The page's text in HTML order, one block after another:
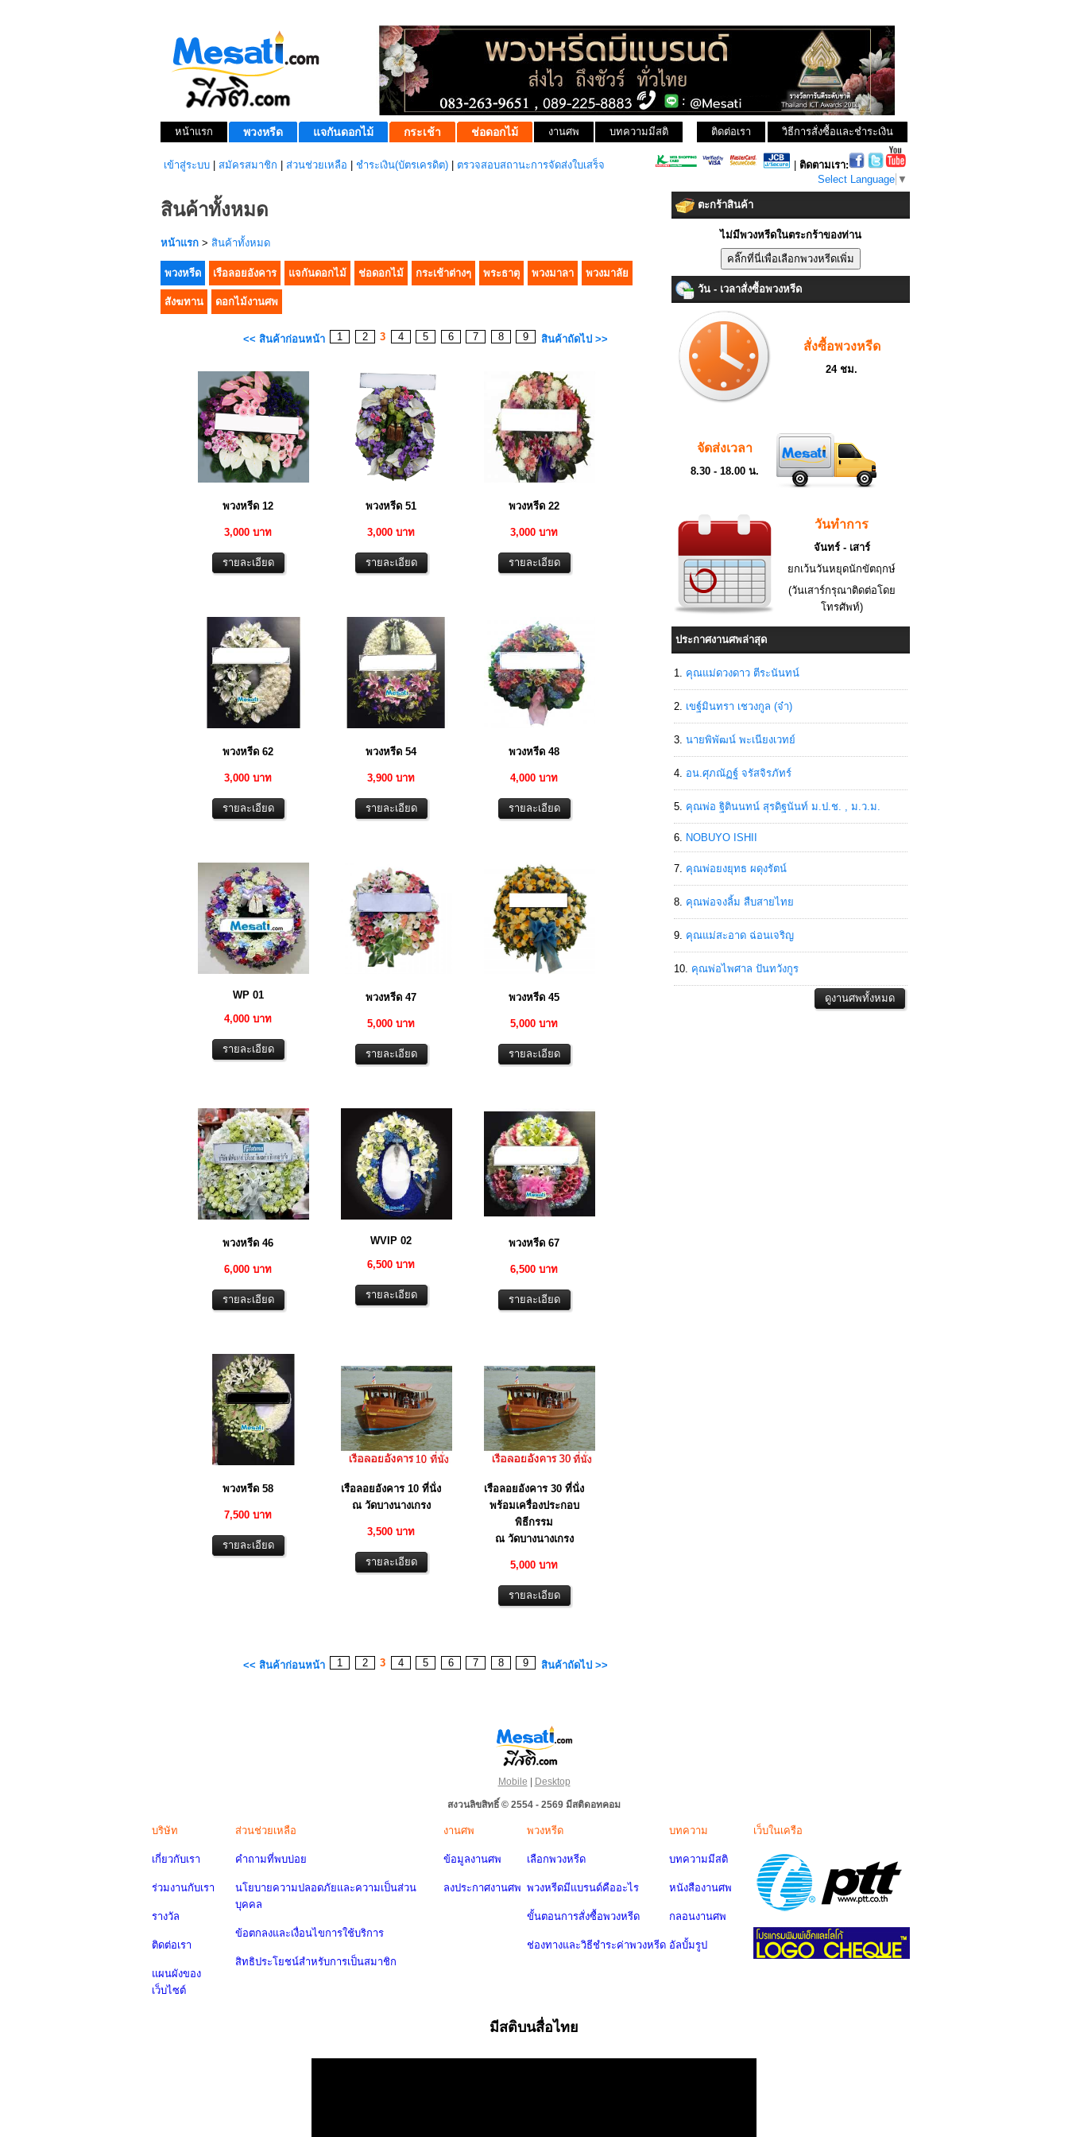
หน้าแรก พวงหรีด แจกันดอกไม้ กระเช้า ช่อดอกไม้ งานศพ บทความมีสติ วิธีการสั่งซื้อและชำระเงิน
ติดต่อเรา
เข้าสู่ระบบ สมัครสมาชิก ส่วนช่วยเหลือ ชำระเงิน(บัตรเครดิต) ตรวจสอบสถานะการจัดส่งใบเสร็จ
ติดตามเรา:
Select Language ▼
สินค้าทั้งหมด
หน้าแรก > สินค้าทั้งหมด
พวงหรีด เรือลอยอังคาร แจกันดอกไม้ ช่อดอกไม้ กระเช้าต่างๆ พระธาตุ พวงมาลา พวงมาลัย
สังฆทาน ดอกไม้งานศพ
<< สินค้าก่อนหน้า 1 2 3 4 5 6 7 8 9 สินค้าถัดไป >>
พวงหรีด 12
3,000 บาท
พวงหรีด 51
3,000 บาท
พวงหรีด 22
3,000 บาท
พวงหรีด 62
3,000 บาท
พวงหรีด 54
3,900 บาท
พวงหรีด 48
4,000 บาท
WP 01
4,000 บาท
พวงหรีด 47
5,000 บาท
พวงหรีด 45
5,000 บาท
พวงหรีด 46
6,000 บาท
WVIP 02
6,500 บาท
พวงหรีด 67
6,500 บาท
พวงหรีด 58
7,500 บาท
เรือลอยอังคาร 10 ที่นั่ง
ณ วัดบางนางเกรง
3,500 บาท
เรือลอยอังคาร 30 ที่นั่ง
พร้อมเครื่องประกอบ
พิธีกรรม
ณ วัดบางนางเกรง
5,000 บาท
<< สินค้าก่อนหน้า 1 2 3 4 5 6 7 8 9 สินค้าถัดไป >>
ตะกร้าสินค้า
ไม่มีพวงหรีดในตระกร้าของท่าน
วัน - เวลาสั่งซื้อพวงหรีด
สั่งซื้อพวงหรีด
24 ชม.
จัดส่งเวลา
8.30 - 18.00 น.
วันทำการ
จันทร์ - เสาร์
ยกเว้นวันหยุดนักขัตฤกษ์
(วันเสาร์กรุณาติดต่อโดย
โทรศัพท์)
ประกาศงานศพล่าสุด
คุณแม่ดวงดาว ตีระนันทน์
เขฐ์มินทรา เชวงกูล (จ๋า)
นายพิพัฒน์ พะเนียงเวทย์
อน.ศุภณัฏฐ์ จรัสจิรภัทร์
คุณพ่อ ฐิตินนทน์ สุรดิฐนันท์ ม.ป.ช. , ม.ว.ม.
NOBUYO ISHII
คุณพ่อยงยุทธ ผดุงรัตน์
คุณพ่อจงลิ้ม สืบสายไทย
คุณแม่สะอาด ฉ่อนเจริญ
คุณพ่อไพศาล ปันทวังกูร
Mobile | Desktop
สงวนลิขสิทธิ์ © 2554 - 2569 มีสติดอทคอม
บริษัท
เกี่ยวกับเรา
ร่วมงานกับเรา
รางวัล
ติดต่อเรา
แผนผังของ
เว็บไซต์
ส่วนช่วยเหลือ
คำถามที่พบบ่อย
นโยบายความปลอดภัยและความเป็นส่วน
บุคคล
ข้อตกลงและเงื่อนไขการใช้บริการ
สิทธิประโยชน์สำหรับการเป็นสมาชิก
งานศพ
ข้อมูลงานศพ
ลงประกาศงานศพ
พวงหรีด
เลือกพวงหรีด
พวงหรีดมีแบรนด์คืออะไร
ขั้นตอนการสั่งซื้อพวงหรีด
ช่องทางและวิธีชำระค่าพวงหรีด
บทความ
บทความมีสติ
หนังสืองานศพ
กลอนงานศพ
อัลบั้มรูป
เว็บในเครือ
มีสติบนสื่อไทย